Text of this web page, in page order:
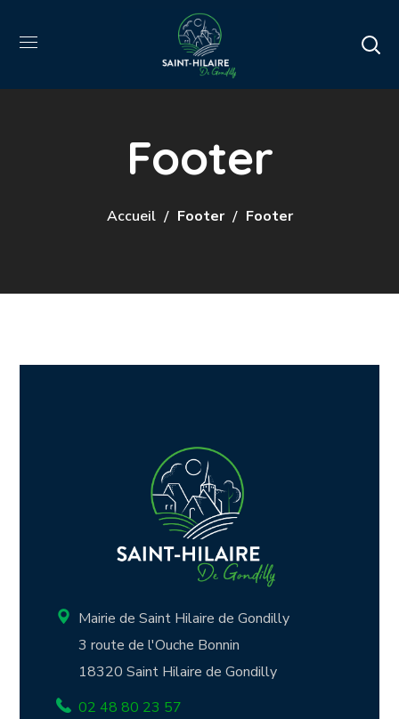
Footer
Accueil Footer Footer
Mairie de Saint Hilaire de Gondilly
3 route de l'Ouche Bonnin
18320 Saint Hilaire de Gondilly
02 48 80 23 57